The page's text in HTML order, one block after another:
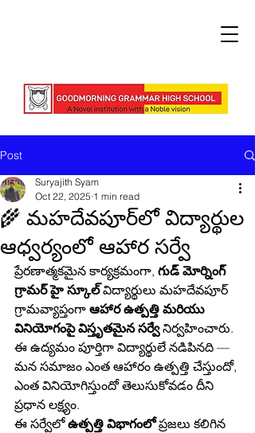
Post
🌾 మహదేవపూర్‌లో విద్యార్థుల
ఆధ్వర్యంలో ఆహార సర్వే
Suryajith Syam
Oct 22, 2025 1 min read
ప్రేరణాత్మకమైన కార్యక్రమంగా, గుడ్ మోర్నింగ్
గ్రామర్ హై స్కూల్ విద్యార్థులు మహదేవపూర్
గ్రామవ్యాప్తంగా ఆహార ఉత్పత్తి మరియు
వినియోగంపై విస్తృతమైన సర్వే నిర్వహించారు.
ఈ ఉద్యమం పూర్తిగా విద్యార్థులే నడిపినది —
మన సమాజం ఎంత ఆహారం ఉత్పత్తి చేస్తుందో,
ఎంత వినియోగిస్తుందో తెలుసుకోవడం దీని
ప్రధాన లక్ష్యం.
ఈ సర్వేలో ఉత్పత్తి విభాగంలో ప్రజలు కలిగిన